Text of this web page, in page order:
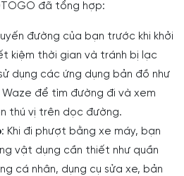
đã tổng hợp:
đường của bạn trước khi khởi
kiệm thời gian và tránh bị lạc
dụng các ứng dụng bản đồ như
để tìm đường đi và xem
thú vị trên dọc đường.
: Khi đi phượt bằng xe máy, bạn
vật dụng cần thiết như quần
cá nhân, dụng cụ sửa xe, bản